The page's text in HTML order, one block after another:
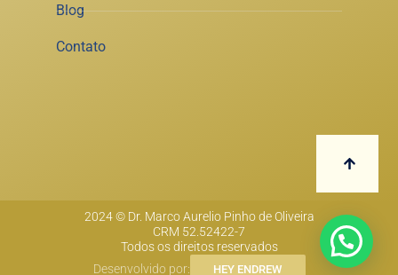
Blog
Contato
2024 © Dr. Marco Aurelio Pinho de Oliveira
CRM 52.52422-7
Todos os direitos reservados
HEY ENDREW
Desenvolvido por: